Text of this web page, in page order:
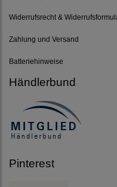
Widerrufsrecht &
Zahlung und Versand
Batteriehinweise
Händlerbund
Pinterest